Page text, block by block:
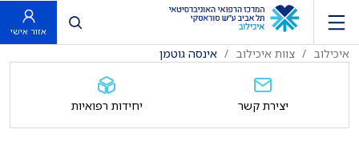
פתח חיפוש
אזור אישי
איכילוב צוות איכילוב אינסה גוטמן
יצירת קשר יחידות רפואיות